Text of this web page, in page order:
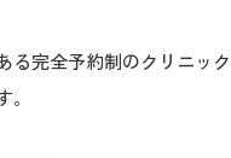
る完全予約制のクリニッ